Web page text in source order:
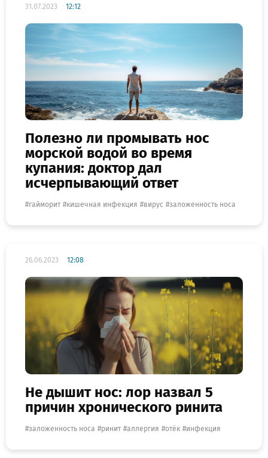
31.07.2023 12:12
Полезно ли промывать нос
морской водой во время
купания: доктор дал
исчерпывающий ответ
гайморит кишечная инфекция вирус заложенность носа
26.06.2023 12:08
Не дышит нос: лор назвал 5
причин хронического ринита
заложенность носа ринит аллергия отёк инфекция